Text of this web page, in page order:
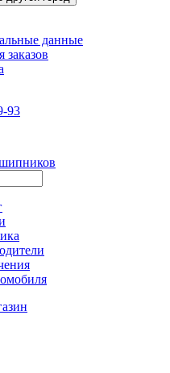
данные
заказов
93